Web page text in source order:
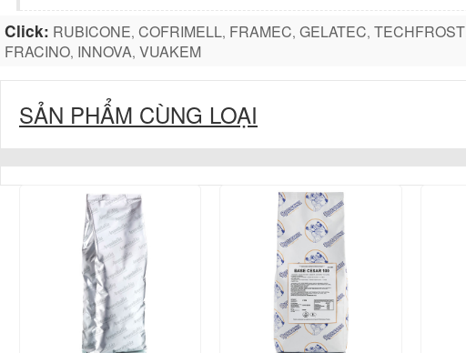
Click: RUBICONE, COFRIMELL, FRAMEC, GELATEC, TECHFROST
FRACINO, INNOVA, VUAKEM
SẢN PHẨM CÙNG LOẠI